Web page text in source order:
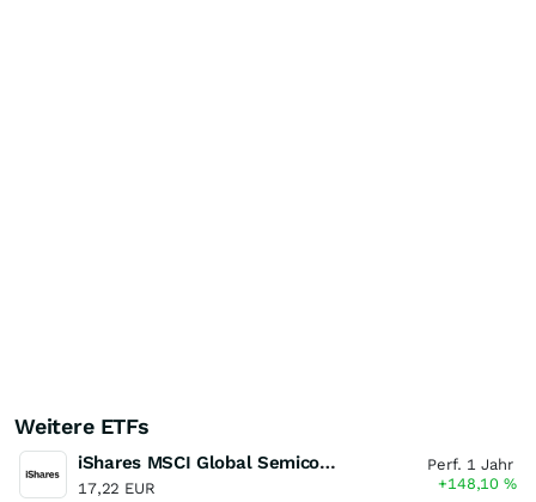
Weitere ETFs
iShares MSCI Global Semiconductors UCITS ETF USD (Acc)
17,22 EUR
Perf. 1 Jahr
+148,10%